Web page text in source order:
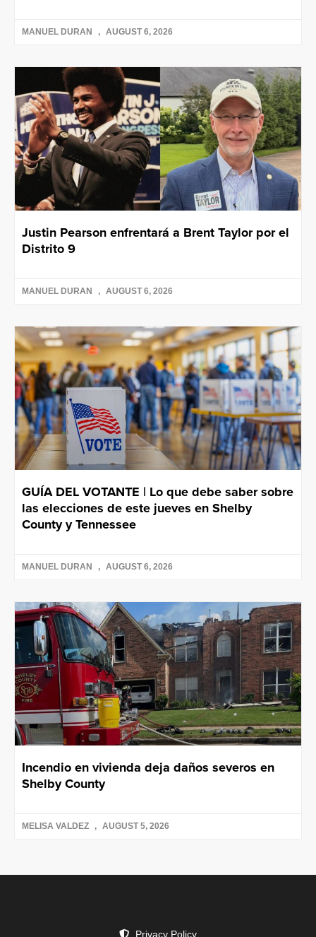
MANUEL DURAN AUGUST 6, 2026
Justin Pearson enfrentará a Brent Taylor por el
Distrito 9
MANUEL DURAN AUGUST 6, 2026
GUÍA DEL VOTANTE | Lo que debe saber sobre
las elecciones de este jueves en Shelby
County y Tennessee
MANUEL DURAN AUGUST 6, 2026
Incendio en vivienda deja daños severos en
Shelby County
MELISA VALDEZ AUGUST 5, 2026
Privacy Policy